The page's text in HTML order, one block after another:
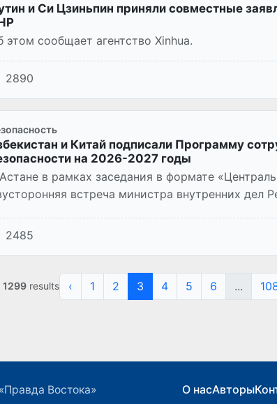
и Си Цзиньпин приняли совместные
этом сообщает агентство Xinhua.
2890
и Китай подписали Программу
на 2026-2027 годы
в рамках заседания в формате
встреча министра внутренних дел
2485
1299 results ‹ 1 2 3 4 5 6 ...
Востока» О насАвторы